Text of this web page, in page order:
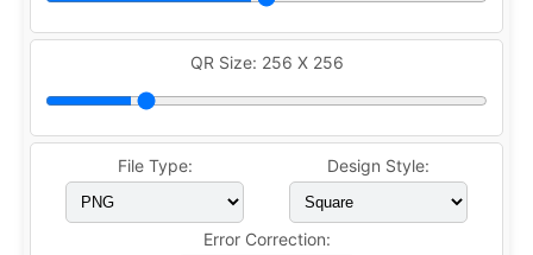
QR Size: 256 X 256
File Type: Design Style:
Error Correction: